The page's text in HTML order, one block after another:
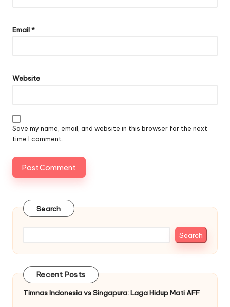
Email*
Website
Save my name, email, and website in this browser for the next
time I comment.
Search
Search
Recent Posts
Timnas Indonesia vs Singapura: Laga Hidup Mati AFF